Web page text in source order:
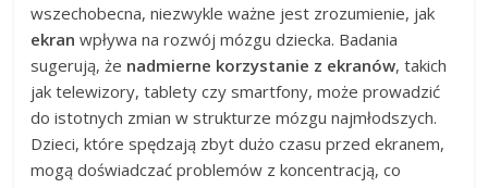
wszechobecna, niezwykle ważne jest zrozumienie, jak
ekran wpływa na rozwój mózgu dziecka. Badania
sugerują, że nadmierne korzystanie z ekranów, takich
jak telewizory, tablety czy smartfony, może prowadzić
do istotnych zmian w strukturze mózgu najmłodszych.
Dzieci, które spędzają zbyt dużo czasu przed ekranem,
mogą doświadczać problemów z koncentracją, co